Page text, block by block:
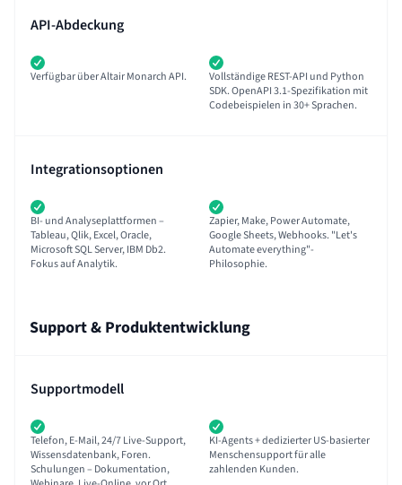
API-Abdeckung
Verfügbar über Altair Monarch API.
Vollständige REST-API und Python
SDK. OpenAPI 3.1-Spezifikation mit
Codebeispielen in 30+ Sprachen.
Integrationsoptionen
BI- und Analyseplattformen –
Tableau, Qlik, Excel, Oracle,
Microsoft SQL Server, IBM Db2.
Fokus auf Analytik.
Zapier, Make, Power Automate,
Google Sheets, Webhooks. "Let's
Automate everything"-
Philosophie.
Support & Produktentwicklung
Supportmodell
Telefon, E-Mail, 24/7 Live-Support,
Wissensdatenbank, Foren.
Schulungen – Dokumentation,
KI-Agents + dedizierter US-basierter
Menschensupport für alle
zahlenden Kunden.